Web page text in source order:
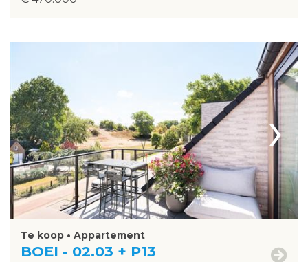
›
Te koop • Appartement
BOEI - 02.03 + P13